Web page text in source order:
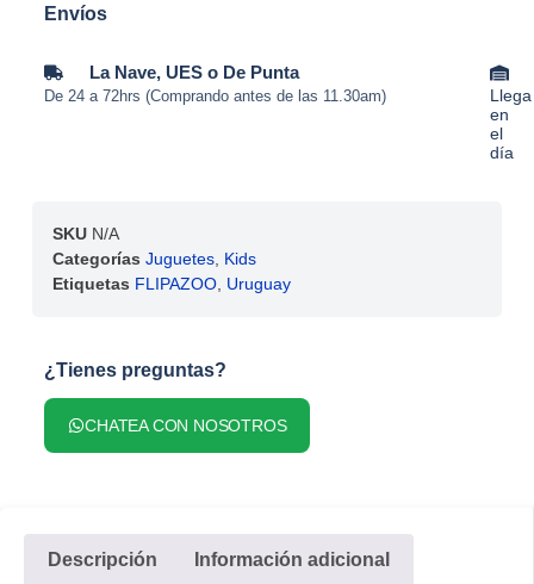
Envíos
La Nave, UES o De Punta
De 24 a 72hrs (Comprando antes de las 11.30am)
Llega
en
el
día
SKU N/A
Categorías Juguetes Kids
Etiquetas FLIPAZOO Uruguay
¿Tienes preguntas?
CHATEA CON NOSOTROS
Descripción Información adicional